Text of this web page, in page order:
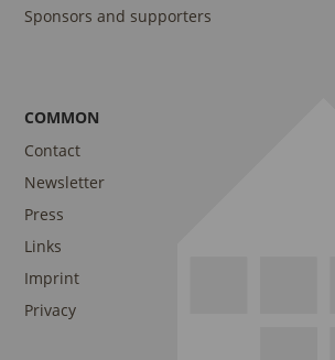
Sponsors and supporters
COMMON
Contact
Newsletter
Press
Links
Imprint
Privacy